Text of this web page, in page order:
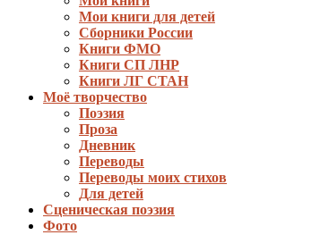
Мои книги для детей
Сборники России
Книги ФМО
Книги СП ЛНР
Книги ЛГ СТАН
Моё творчество
Поэзия
Проза
Дневник
Переводы
Переводы моих стихов
Для детей
Сценическая поэзия
Фото